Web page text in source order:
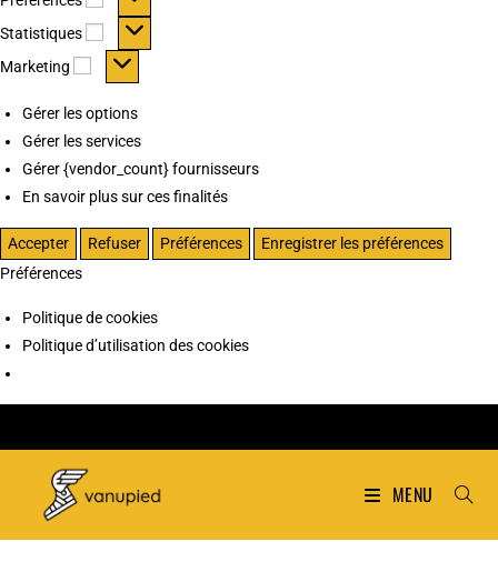
Statistiques Statistiques
Marketing Marketing
Gérer les options
Gérer les services
Gérer {vendor_count} fournisseurs
En savoir plus sur ces finalités
Accepter Refuser Préférences
Enregistrer les préférences
Préférences
Politique de cookies
Politique d’utilisation des cookies
MENU